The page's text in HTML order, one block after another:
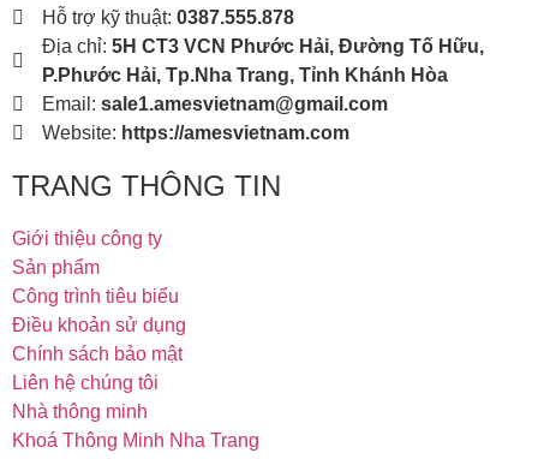
Hỗ trợ kỹ thuật: 0387.555.878
Địa chỉ: 5H CT3 VCN Phước Hải, Đường Tố Hữu,
P.Phước Hải, Tp.Nha Trang, Tỉnh Khánh Hòa
Email: sale1.amesvietnam@gmail.com
Website: https://amesvietnam.com
TRANG THÔNG TIN
Giới thiệu công ty
Sản phẩm
Công trình tiêu biểu
Điều khoản sử dụng
Chính sách bảo mật
Liên hệ chúng tôi
Nhà thông minh
Khoá Thông Minh Nha Trang